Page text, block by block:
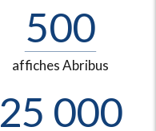
500
affiches Abribus
25 000